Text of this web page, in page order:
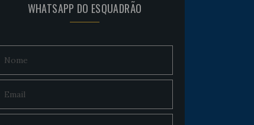
WHATSAPP DO ESQUADRÃO